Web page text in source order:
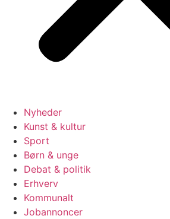
Nyheder
Kunst & kultur
Sport
Børn & unge
Debat & politik
Erhverv
Kommunalt
Jobannoncer